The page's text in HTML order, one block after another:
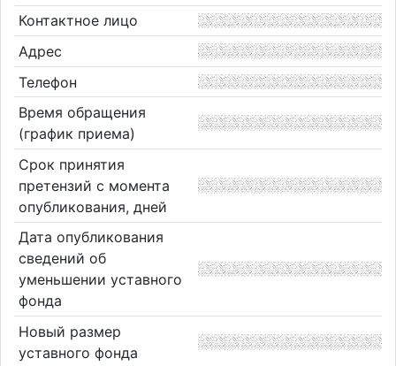
Контактное лицо
Адрес
Телефон
Время обращения
(график приема)
Срок принятия
претензий с момента
опубликования, дней
Дата опубликования
сведений об
уменьшении уставного
фонда
Новый размер
уставного фонда